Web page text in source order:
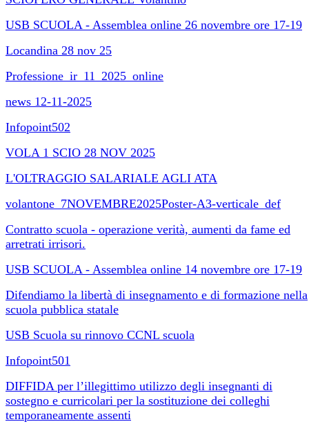
USB SCUOLA - Assemblea online 26 novembre ore 17-19
Locandina 28 nov 25
Professione_ir_11_2025_online
news 12-11-2025
Infopoint502
VOLA 1 SCIO 28 NOV 2025
L'OLTRAGGIO SALARIALE AGLI ATA
volantone_7NOVEMBRE2025Poster-A3-verticale_def
Contratto scuola - operazione verità, aumenti da fame ed
arretrati irrisori.
USB SCUOLA - Assemblea online 14 novembre ore 17-19
Difendiamo la libertà di insegnamento e di formazione nella
scuola pubblica statale
USB Scuola su rinnovo CCNL scuola
Infopoint501
DIFFIDA per l’illegittimo utilizzo degli insegnanti di
sostegno e curricolari per la sostituzione dei colleghi
temporaneamente assenti